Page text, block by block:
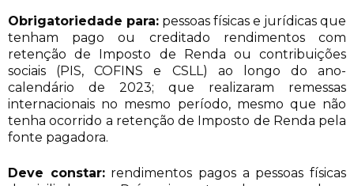
Obrigatoriedade para: pessoas físicas e jurídicas que
tenham pago ou creditado rendimentos com
retenção de Imposto de Renda ou contribuições
sociais (PIS, COFINS e CSLL) ao longo do ano-
calendário de 2023; que realizaram remessas
internacionais no mesmo período, mesmo que não
tenha ocorrido a retenção de Imposto de Renda pela
fonte pagadora.
Deve constar:rendimentos pagos a pessoas físicas